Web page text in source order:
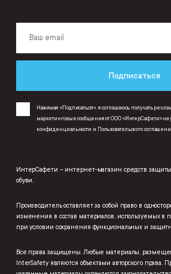
Подписаться
Нажимая «Подписаться», я соглашаюсь получать
маркетинговые сообщения от ООО «ИнтерСафети» на
конфиденциальности и Пользовательского
ИнтерСафети – интернет-магазин средств
обуви.
Производитель оставляет за собой право в
изменения в состав материалов, используемых в
при условии сохранения функциональных и
Все права защищены. Любые материалы,
InterSafety являются объектами авторского права.